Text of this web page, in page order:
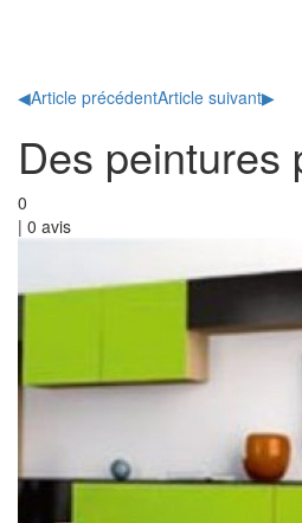
◀Article précédentArticle suivant▶
Des peintures
0
| 0 avis